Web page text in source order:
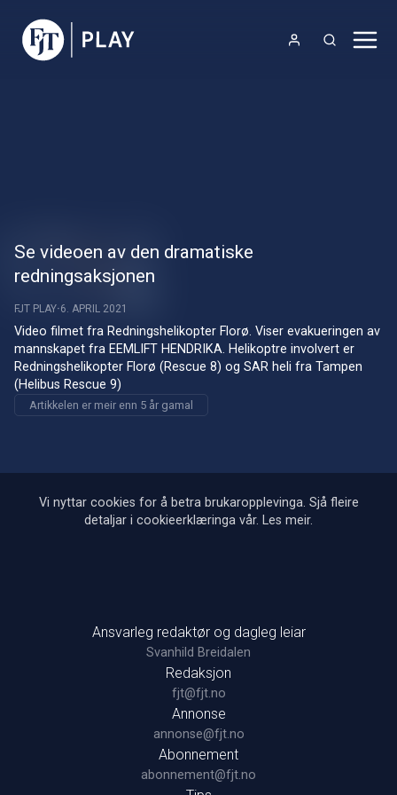
Se videoen av den dramatiske
redningsaksjonen
FJT PLAY 6. APRIL 2021
Video filmet fra Redningshelikopter Florø. Viser evakueringen av
mannskapet fra EEMLIFT HENDRIKA. Helikoptre involvert er
Redningshelikopter Florø (Rescue 8) og SAR heli fra Tampen
(Helibus Rescue 9)
Artikkelen er meir enn 5 år gamal
Vi nyttar cookies for å betra brukaropplevinga. Sjå fleire
detaljar i cookieerklæringa vår. Les meir.
Ansvarleg redaktør og dagleg leiar
Svanhild Breidalen
Redaksjon
fjt@fjt.no
Annonse
annonse@fjt.no
Abonnement
abonnement@fjt.no